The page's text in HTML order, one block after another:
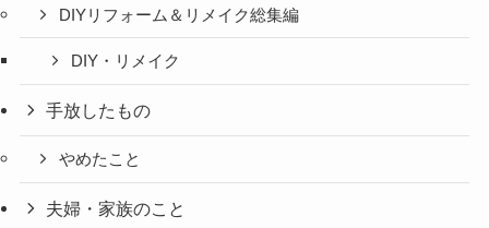
DIYリフォーム＆リメイク総集編
DIY・リメイク
手放したもの
やめたこと
夫婦・家族のこと